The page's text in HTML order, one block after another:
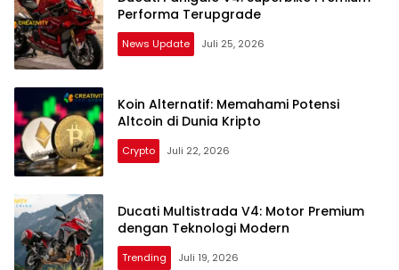
Performa Terupgrade
News Update Juli 25, 2026
Koin Alternatif: Memahami Potensi
Altcoin di Dunia Kripto
Crypto Juli 22, 2026
Ducati Multistrada V4: Motor Premium
dengan Teknologi Modern
Trending Juli 19, 2026